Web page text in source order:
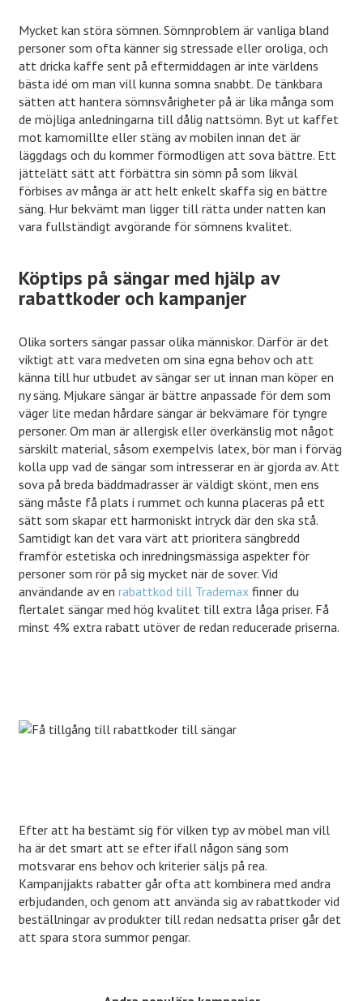
Mycket kan störa sömnen. Sömnproblem är vanliga bland
personer som ofta känner sig stressade eller oroliga, och
att dricka kaffe sent på eftermiddagen är inte världens
bästa idé om man vill kunna somna snabbt. De tänkbara
sätten att hantera sömnsvårigheter på är lika många som
de möjliga anledningarna till dålig nattsömn. Byt ut kaffet
mot kamomillte eller stäng av mobilen innan det är
läggdags och du kommer förmodligen att sova bättre. Ett
jättelätt sätt att förbättra sin sömn på som likväl
förbises av många är att helt enkelt skaffa sig en bättre
säng. Hur bekvämt man ligger till rätta under natten kan
vara fullständigt avgörande för sömnens kvalitet.
Köptips på sängar med hjälp av
rabattkoder och kampanjer
Olika sorters sängar passar olika människor. Därför är det
viktigt att vara medveten om sina egna behov och att
känna till hur utbudet av sängar ser ut innan man köper en
ny säng. Mjukare sängar är bättre anpassade för dem som
väger lite medan hårdare sängar är bekvämare för tyngre
personer. Om man är allergisk eller överkänslig mot något
särskilt material, såsom exempelvis latex, bör man i förväg
kolla upp vad de sängar som intresserar en är gjorda av. Att
sova på breda bäddmadrasser är väldigt skönt, men ens
säng måste få plats i rummet och kunna placeras på ett
sätt som skapar ett harmoniskt intryck där den ska stå.
Samtidigt kan det vara värt att prioritera sängbredd
framför estetiska och inredningsmässiga aspekter för
personer som rör på sig mycket när de sover. Vid
användande av enrabattkod till Trademax finner du
flertalet sängar med hög kvalitet till extra låga priser. Få
minst 4% extra rabatt utöver de redan reducerade priserna.
Efter att ha bestämt sig för vilken typ av möbel man vill
ha är det smart att se efter ifall någon säng som
motsvarar ens behov och kriterier säljs på rea.
Kampanjjakts rabatter går ofta att kombinera med andra
erbjudanden, och genom att använda sig av rabattkoder vid
beställningar av produkter till redan nedsatta priser går det
att spara stora summor pengar.